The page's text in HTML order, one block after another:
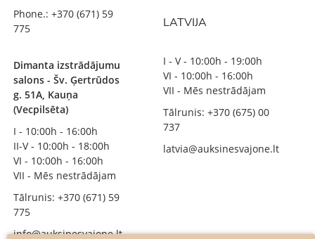
Phone.: +370 (671) 59
775
Dimanta izstrādājumu
salons - Šv. Ģertrūdos
g. 51A, Kauņa
(Vecpilsēta)
I - 10:00h - 16:00h
II-V - 10:00h - 18:00h
VI - 10:00h - 16:00h
VII - Mēs nestrādājam
Tālrunis: +370 (671) 59
775
info@auksinesvajone.lt
LATVIJA
I - V - 10:00h - 19:00h
VI - 10:00h - 16:00h
VII - Mēs nestrādājam
Tālrunis: +370 (675) 00
737
latvia@auksinesvajone.lt